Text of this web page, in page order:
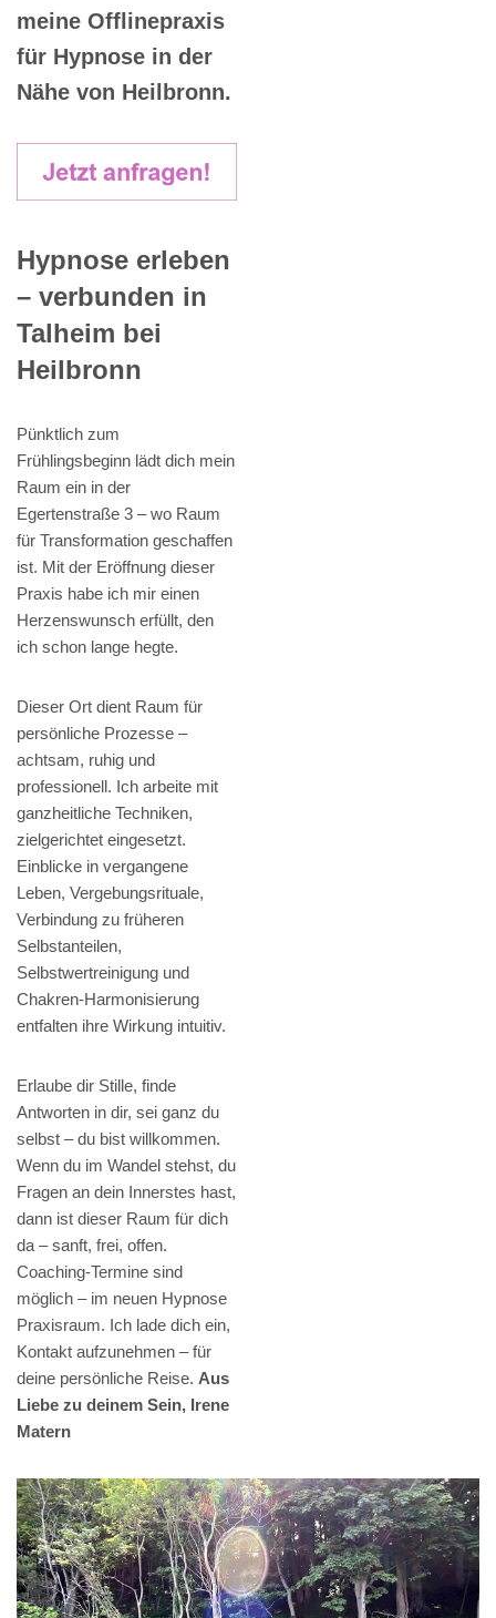
meine Offlinepraxis
für Hypnose in der
Nähe von Heilbronn.
Hypnose erleben
– verbunden in
Talheim bei
Heilbronn
Pünktlich zum
Frühlingsbeginn lädt dich mein
Raum ein in der
Egertenstraße 3 – wo Raum
für Transformation geschaffen
ist. Mit der Eröffnung dieser
Praxis habe ich mir einen
Herzenswunsch erfüllt, den
ich schon lange hegte.
Dieser Ort dient Raum für
persönliche Prozesse –
achtsam, ruhig und
professionell. Ich arbeite mit
ganzheitliche Techniken,
zielgerichtet eingesetzt.
Einblicke in vergangene
Leben, Vergebungsrituale,
Verbindung zu früheren
Selbstanteilen,
Selbstwertreinigung und
Chakren-Harmonisierung
entfalten ihre Wirkung intuitiv.
Erlaube dir Stille, finde
Antworten in dir, sei ganz du
selbst – du bist willkommen.
Wenn du im Wandel stehst, du
Fragen an dein Innerstes hast,
dann ist dieser Raum für dich
da – sanft, frei, offen.
Coaching-Termine sind
möglich – im neuen Hypnose
Praxisraum. Ich lade dich ein,
Kontakt aufzunehmen – für
deine persönliche Reise. Aus
Liebe zu deinem Sein, Irene
Matern